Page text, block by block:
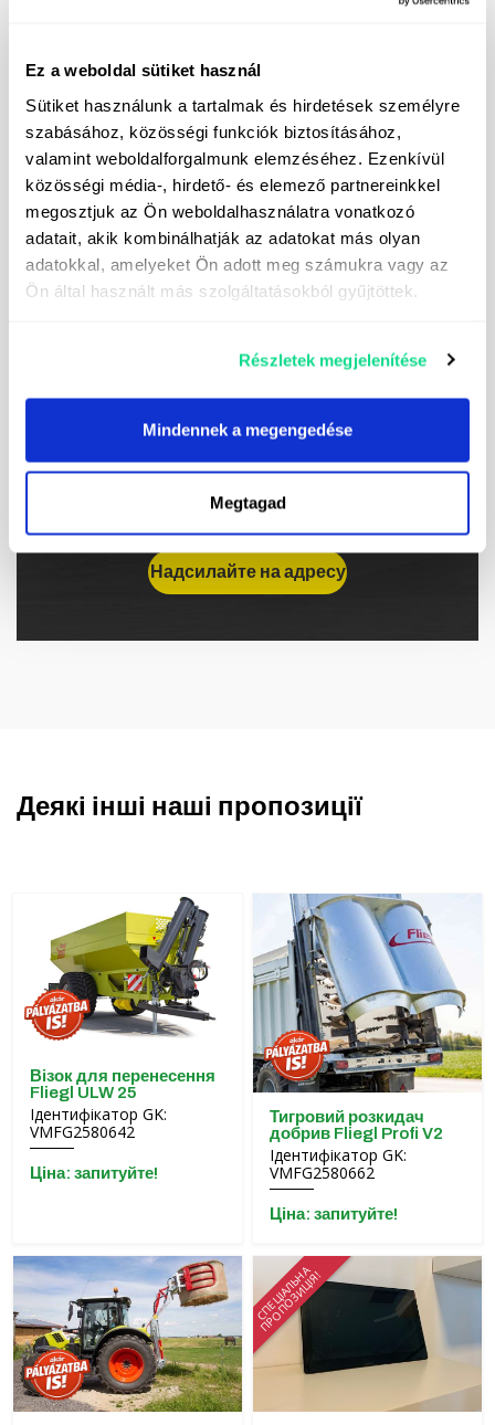
Ez a weboldal sütiket használ
Sütiket használunk a tartalmak és hirdetések személyre
szabásához, közösségi funkciók biztosításához,
valamint weboldalforgalmunk elemzéséhez. Ezenkívül
közösségi média-, hirdető- és elemező partnereinkkel
megosztjuk az Ön weboldalhasználatra vonatkozó
adatait, akik kombinálhatják az adatokat más olyan
adatokkal, amelyeket Ön adott meg számukra vagy az
Ön által használt más szolgáltatásokból gyűjtöttek.
Részletek megjelenítése
Mindennek a megengedése
Megtagad
Я даю згоду на обробку моїх персональних
даних з метою надсилання прямих маркетингових
повідомлень. Контактні дані контролера даних
Деякі інші наші пропозиції
Візок для перенесення
Fliegl ULW 25
Ідентифікатор GK:
VMFG2580642
Ціна: запитуйте!
Тигровий розкидач
добрив Fliegl Profi V2
Ідентифікатор GK:
VMFG2580662
Ціна: запитуйте!
СПЕЦІАЛЬНА
ПРОПОЗИЦІЯ!